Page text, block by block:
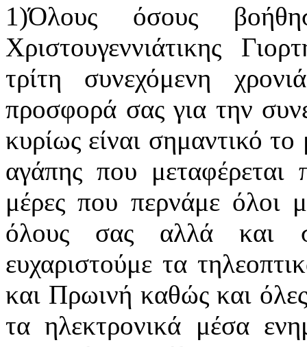
1)Όλους όσους
Χριστουγεννιάτικης
τρίτη συνεχόμενη
προσφορά σας για την
κυρίως είναι σημαντικό
αγάπης που μεταφέρεται
μέρες που περνάμε όλοι
όλους σας αλλά και
ευχαριστούμε τα
και Πρωινή καθώς και
τα ηλεκτρονικά μέσα